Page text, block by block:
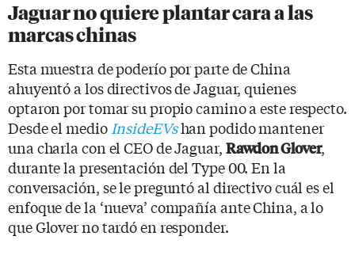
Jaguar no quiere plantar cara a las
marcas chinas
Esta muestra de poderío por parte de China
ahuyentó a los directivos de Jaguar, quienes
optaron por tomar su propio camino a este respecto.
Desde el medio InsideEVshan podido mantener
una charla con el CEO de Jaguar, Rawdon Glover,
durante la presentación del Type 00. En la
conversación, se le preguntó al directivo cuál es el
enfoque de la ‘nueva’ compañía ante China, a lo
que Glover no tardó en responder.